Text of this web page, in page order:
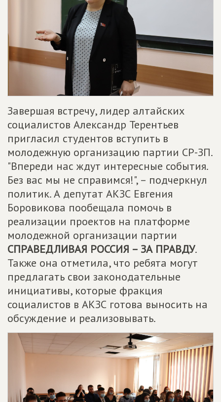
Завершая встречу, лидер алтайских
социалистов Александр Терентьев
пригласил студентов вступить в
молодежную организацию партии СР-ЗП.
"Впереди нас ждут интересные события.
Без вас мы не справимся!", – подчеркнул
политик. А депутат АКЗС Евгения
Боровикова пообещала помочь в
реализации проектов на платформе
молодежной организации партии
СПРАВЕДЛИВАЯ РОССИЯ – ЗА ПРАВДУ.
Также она отметила, что ребята могут
предлагать свои законодательные
инициативы, которые фракция
социалистов в АКЗС готова выносить на
обсуждение и реализовывать.